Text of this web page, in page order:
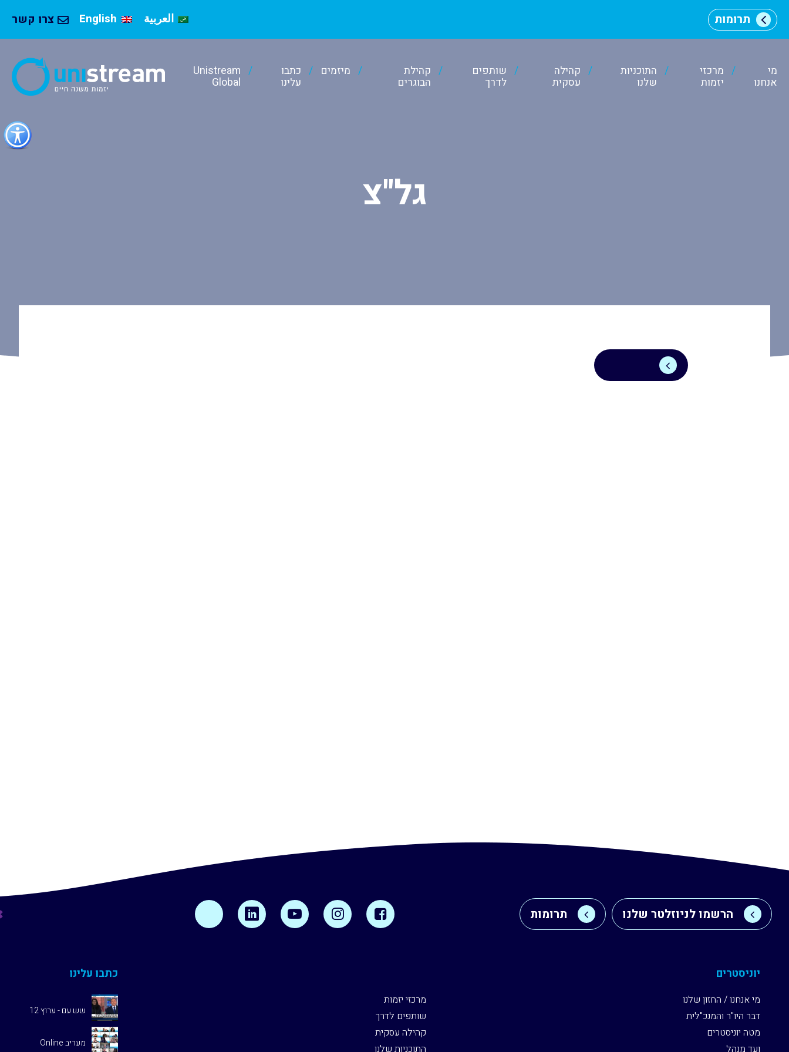
כפתור
לפתיחת
תפריט
נגישות
תרומות العربية English צרו קשר
מי
אנחנו
מרכזי
יזמות
התוכניות
שלנו
קהילה
עסקית
שותפים
לדרך
קהילת
הבוגרים
מיזמים
כתבו
עלינו
Unistream
Global
גל"צ
הרשמו לניוזלטר שלנו תרומות
יוניסטרים
מי אנחנו / החזון שלנו
דבר היו"ר והמנכ"לית
מטה יוניסטרים
ועד מנהל
מרכזי יזמות
שותפים לדרך
קהילה עסקית
התוכניות שלנו
כתבו עלינו
שש עם - ערוץ 12
מעריב Online